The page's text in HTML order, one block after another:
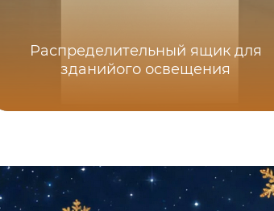
Распределительный ящик для
зданийого освещения